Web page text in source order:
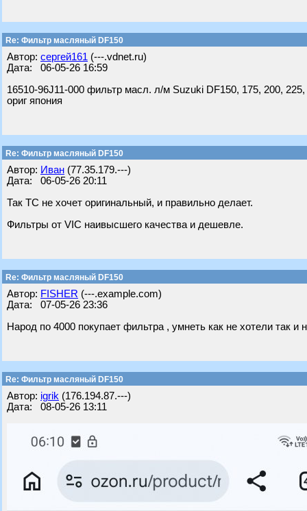
Re: Фильтр масляный DF150
Автор: сергей161 (---.vdnet.ru)
Дата: 06-05-26 16:59
16510-96J11-000 фильтр масл. л/м Suzuki DF150, 175, 200, 225,
ориг япония
Re: Фильтр масляный DF150
Автор: Иван (77.35.179.---)
Дата: 06-05-26 20:11
Так ТС не хочет оригинальный, и правильно делает.
Фильтры от VIC наивысшего качества и дешевле.
Re: Фильтр масляный DF150
Автор: FISHER (---.example.com)
Дата: 07-05-26 23:36
Народ по 4000 покупает фильтра , умнеть как не хотели так и
Re: Фильтр масляный DF150
Автор: igrik (176.194.87.---)
Дата: 08-05-26 13:11